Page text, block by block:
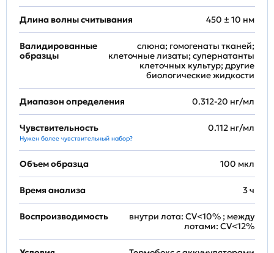
Длина волны считывания 450 ± 10 нм
Валидированные
образцы
слюна; гомогенаты тканей;
клеточные лизаты; супернатанты
клеточных культур; другие
биологические жидкости
Диапазон определения 0.312-20 нг/мл
Чувствительность
Нужен более чувствительный набор?
0.112 нг/мл
Объем образца 100 мкл
Время анализа 3 ч
Воспроизводимость
внутри лота: CV<10% ; между
лотами: CV<12%